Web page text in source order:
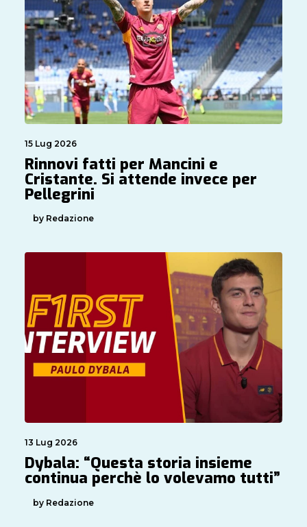
15 Lug 2026
Rinnovi fatti per Mancini e
Cristante. Si attende invece per
Pellegrini
by Redazione
13 Lug 2026
Dybala: “Questa storia insieme
continua perchè lo volevamo tutti”
by Redazione